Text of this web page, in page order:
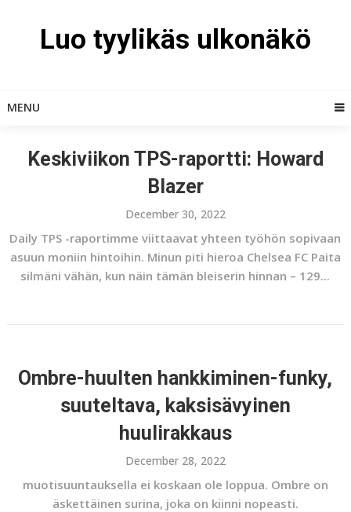
Luo tyylikäs ulkonäkö
MENU
Keskiviikon TPS-raportti: Howard
Blazer
December 30, 2022
Daily TPS -raportimme viittaavat yhteen työhön sopivaan
asuun moniin hintoihin. Minun piti hieroa Chelsea FC Paita
silmäni vähän, kun näin tämän bleiserin hinnan – 129...
Ombre-huulten hankkiminen-funky,
suuteltava, kaksisävyinen
huulirakkaus
December 28, 2022
muotisuuntauksella ei koskaan ole loppua. Ombre on
äskettäinen surina, joka on kiinni nopeasti.